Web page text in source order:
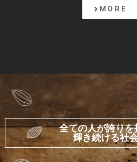
MORE
全ての人が誇りを
輝き続ける社